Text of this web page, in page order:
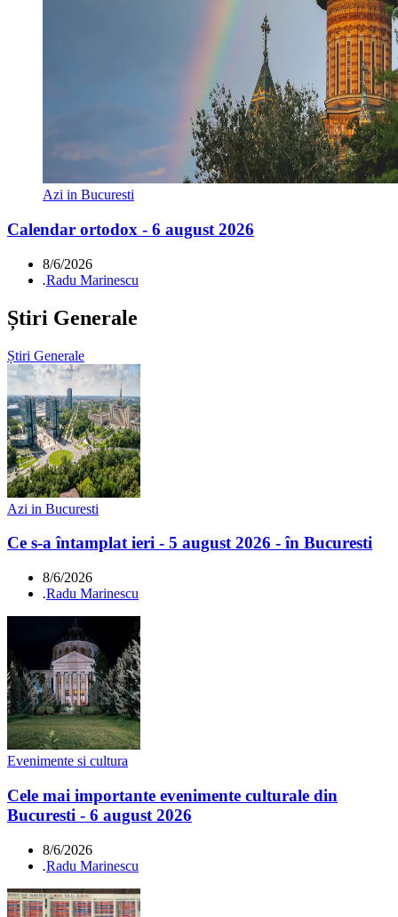
Azi in Bucuresti
Calendar ortodox - 6 august 2026
8/6/2026
.Radu Marinescu
Știri Generale
Știri Generale
Azi in Bucuresti
Ce s-a întamplat ieri - 5 august 2026 - în Bucuresti
8/6/2026
.Radu Marinescu
Evenimente si cultura
Cele mai importante evenimente culturale din
Bucuresti - 6 august 2026
8/6/2026
.Radu Marinescu